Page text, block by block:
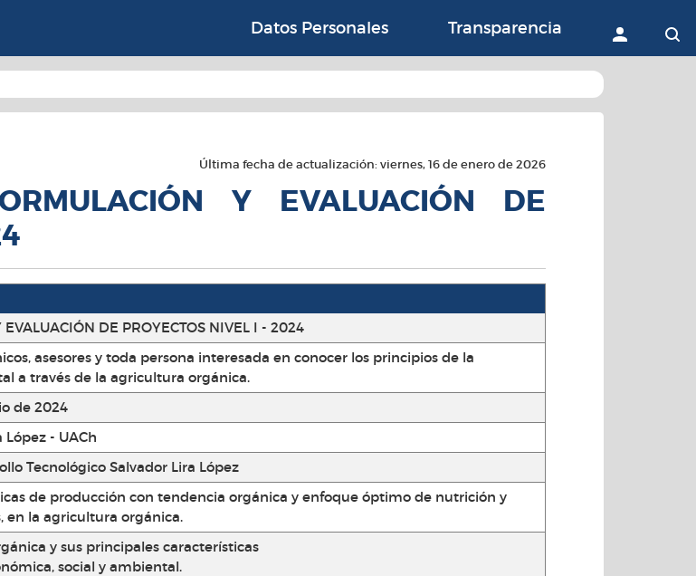
en Relación con la Agricultura,
Datos Personales Transparencia Acceder
Última fecha de actualización: viernes, 16 de enero de 2026
Y EVALUACIÓN DE
DE PROYECTOS NIVEL I - 2024
asesores y toda persona interesada en conocer los principios de la
a través de la agricultura orgánica.
de 2024
López - UACh
Tecnológico Salvador Lira López
de producción con tendencia orgánica y enfoque óptimo de nutrición y
en la agricultura orgánica.
y sus principales características
social y ambiental.